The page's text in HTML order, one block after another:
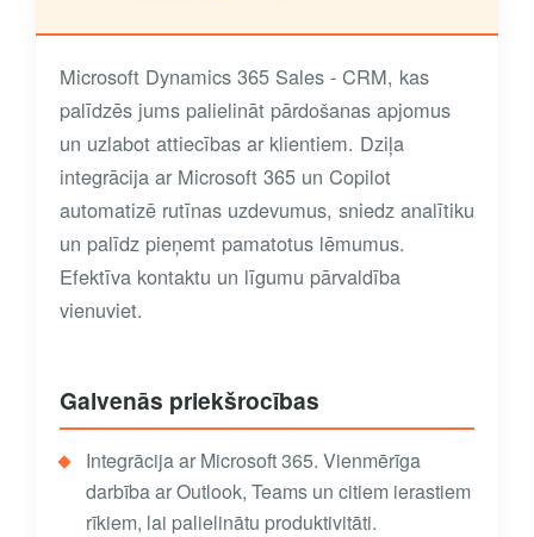
Microsoft Dynamics 365 Sales - CRM, kas
palīdzēs jums palielināt pārdošanas apjomus
un uzlabot attiecības ar klientiem. Dziļa
integrācija ar Microsoft 365 un Copilot
automatizē rutīnas uzdevumus, sniedz analītiku
un palīdz pieņemt pamatotus lēmumus.
Efektīva kontaktu un līgumu pārvaldība
vienuviet.
Galvenās priekšrocības
Integrācija ar Microsoft 365. Vienmērīga
darbība ar Outlook, Teams un citiem ierastiem
rīkiem, lai palielinātu produktivitāti.